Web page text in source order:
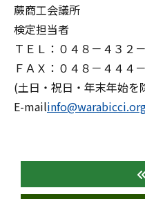
蕨商工会議所
検定担当者
ＴＥＬ：０４８－４３２
ＦＡＸ：０４８－４４４
(土日・祝日・年末年始
E-mail